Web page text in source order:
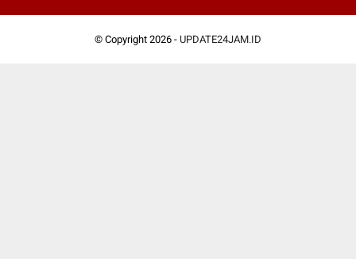
© Copyright 2026 - UPDATE24JAM.ID